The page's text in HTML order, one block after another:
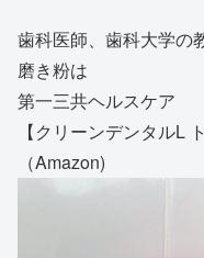
歯科医師、歯科大学の
磨き粉は
第一三共ヘルスケア
【クリーンデンタル
（Amazon)